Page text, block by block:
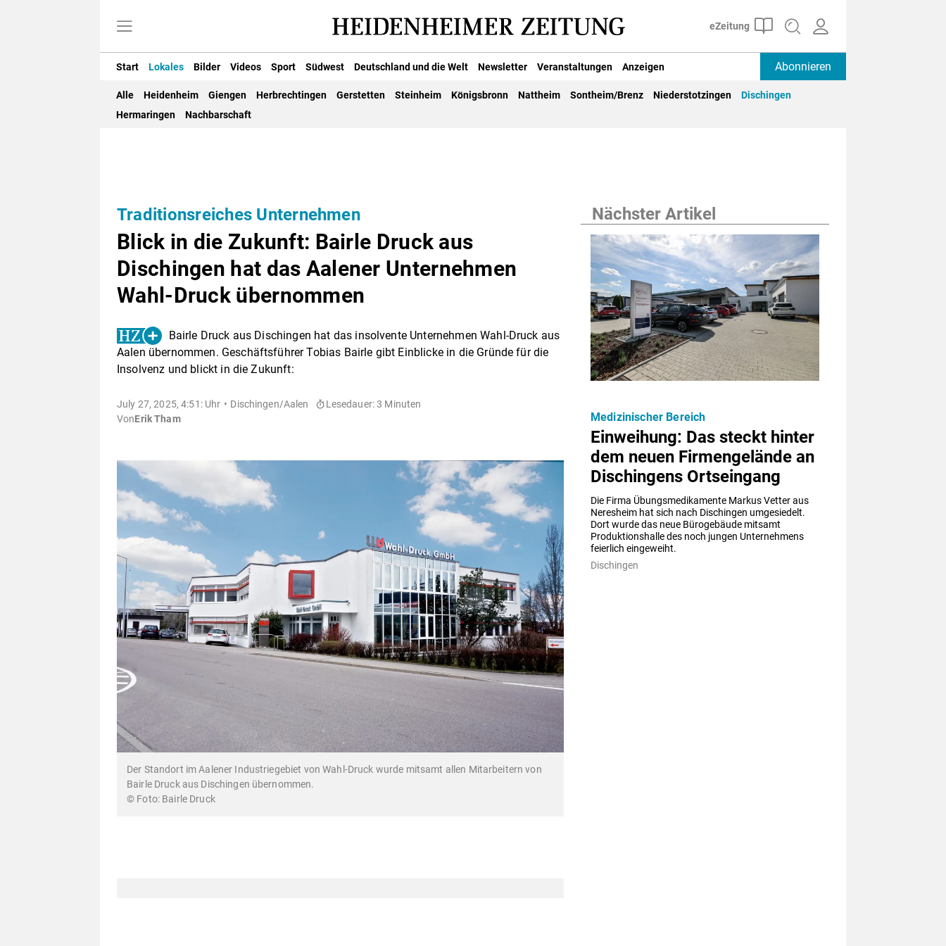
Start Lokales Bilder Videos Sport Südwest Deutschland und die Welt Newsletter Veranstaltungen Anzeigen Abonnieren
Alle Heidenheim Giengen Herbrechtingen Gerstetten Steinheim Königsbronn Nattheim Sontheim/Brenz Niederstotzingen
Dischingen
Hermaringen
Nachbarschaft
Traditionsreiches Unternehmen
Blick in die Zukunft: Bairle Druck aus
Dischingen hat das Aalener Unternehmen
Wahl-Druck übernommen
Bairle Druck aus Dischingen hat das insolvente Unternehmen Wahl-Druck aus
Aalen übernommen. Geschäftsführer Tobias Bairle gibt Einblicke in die Gründe für die
Insolvenz und blickt in die Zukunft:
July 27, 2025, 4:51: Uhr Dischingen/Aalen
Lesedauer: 3 Minuten
VonErik Tham
Der Standort im Aalener Industriegebiet von Wahl-Druck wurde mitsamt allen Mitarbeitern von
Bairle Druck aus Dischingen übernommen.
Bairle Druck
Nächster Artikel
Einweihung: Das steckt hinter
dem neuen Firmengelände an
Dischingens Ortseingang
Die Firma Übungsmedikamente Markus Vetter aus
Neresheim hat sich nach Dischingen umgesiedelt.
Dort wurde das neue Bürogebäude mitsamt
Produktionshalle des noch jungen Unternehmens
Medizinischer Bereich
Dischingen